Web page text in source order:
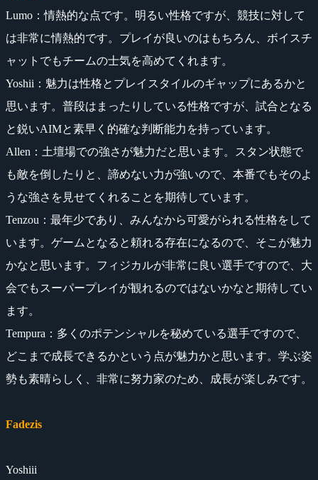
Lumo：情熱的な点です。明るい性格ですが、競技に対して
は非常に情熱的です。プレイが良いのはもちろん、ボイスチ
ャットでもチームの士気を高めてくれます。
Yoshii：魅力は性格とプレイスタイルのギャップにあるかと
思います。普段はまったりしている性格ですが、試合となる
と鋭いAIMと素早く的確な判断能力を持っています。
Allen：土壇場での強さが魅力だと思います。スタン状態で
も敵を倒したりと、諦めない力が強いので、本番でもそのよ
うな強さを見せてくれることを期待しています。
Tenzou：最年少であり、みんなから可愛がられる性格をして
います。ゲームとなると頼れる存在になるので、そこが魅力
かなと思います。フィジカルが非常に良い選手ですので、大
会でもスーパープレイが観れるのではないかなと期待してい
ます。
Tempura：多くのポテンシャルを秘めている選手ですので、
どこまで成長できるかという点が魅力かと思います。学ぶ姿
勢も素晴らしく、非常に努力家のため、成長が楽しみです。
Fadezis
Yoshiii